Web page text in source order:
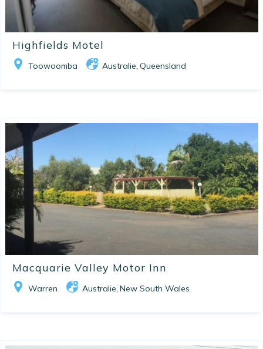
Highfields Motel
Toowoomba Australie, Queensland
Macquarie Valley Motor Inn
Warren Australie, New South Wales